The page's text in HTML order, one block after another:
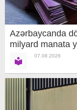
Azərbaycanda
milyard manata
07.08.2026